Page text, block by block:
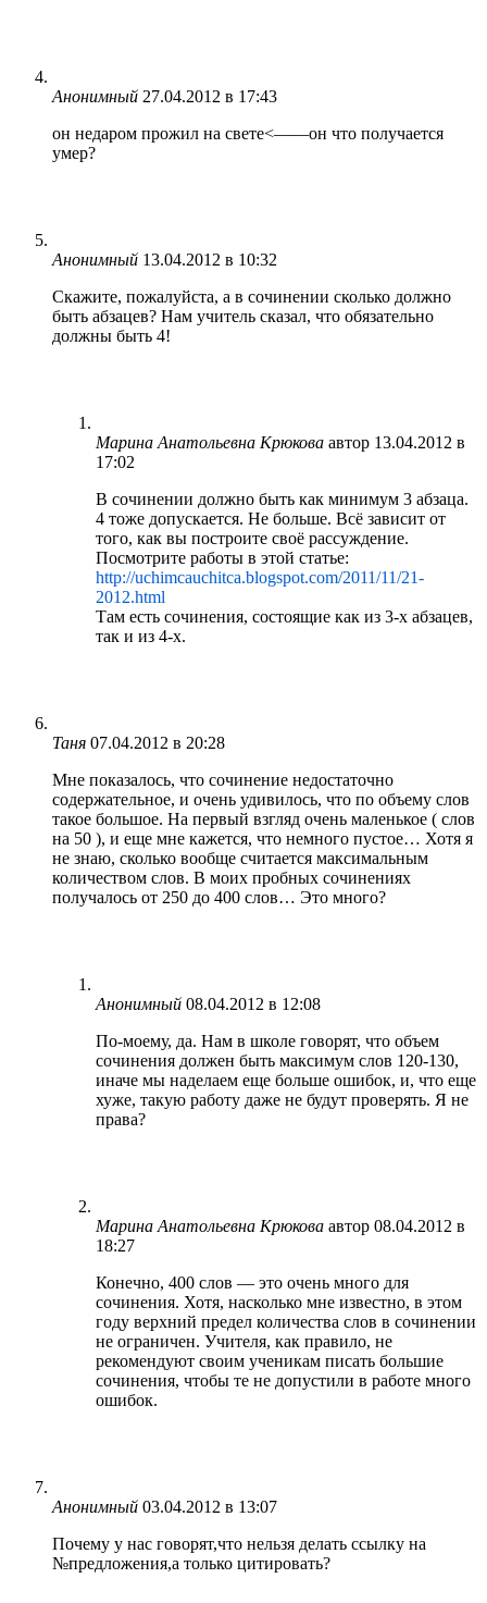
Анонимный 27.04.2012 в 17:43
он недаром прожил на свете<——он что получается
умер?
Анонимный 13.04.2012 в 10:32
Скажите, пожалуйста, а в сочинении сколько должно
быть абзацев? Нам учитель сказал, что обязательно
должны быть 4!
Марина Анатольевна Крюкова автор 13.04.2012 в
17:02
В сочинении должно быть как минимум 3 абзаца.
4 тоже допускается. Не больше. Всё зависит от
того, как вы построите своё рассуждение.
Посмотрите работы в этой статье:
http://uchimcauchitca.blogspot.com/2011/11/21-
2012.html
Там есть сочинения, состоящие как из 3-х абзацев,
так и из 4-х.
Таня 07.04.2012 в 20:28
Мне показалось, что сочинение недостаточно
содержательное, и очень удивилось, что по объему слов
такое большое. На первый взгляд очень маленькое ( слов
на 50 ), и еще мне кажется, что немного пустое… Хотя я
не знаю, сколько вообще считается максимальным
количеством слов. В моих пробных сочинениях
получалось от 250 до 400 слов… Это много?
Анонимный 08.04.2012 в 12:08
По-моему, да. Нам в школе говорят, что объем
сочинения должен быть максимум слов 120-130,
иначе мы наделаем еще больше ошибок, и, что еще
хуже, такую работу даже не будут проверять. Я не
права?
Марина Анатольевна Крюкова автор 08.04.2012 в
18:27
Конечно, 400 слов — это очень много для
сочинения. Хотя, насколько мне известно, в этом
году верхний предел количества слов в сочинении
не ограничен. Учителя, как правило, не
рекомендуют своим ученикам писать большие
сочинения, чтобы те не допустили в работе много
ошибок.
Анонимный 03.04.2012 в 13:07
Почему у нас говорят,что нельзя делать ссылку на
№предложения,а только цитировать?